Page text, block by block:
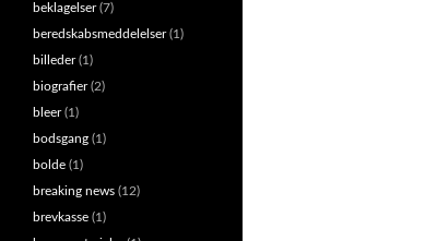
beklagelser(7)
beredskabsmeddelelser(1)
billeder(1)
biografier(2)
bleer(1)
bodsgang (1)
bolde (1)
breaking news (12)
brevkasse (1)